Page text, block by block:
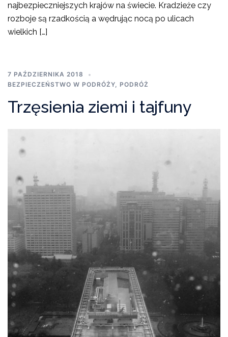
najbezpieczniejszych krajów na świecie. Kradzieże czy
rozboje są rzadkością a wędrując nocą po ulicach
wielkich […]
7 PAŹDZIERNIKA 2018
BEZPIECZEŃSTWO W PODRÓŻY, PODRÓŻ
Trzęsienia ziemi i tajfuny